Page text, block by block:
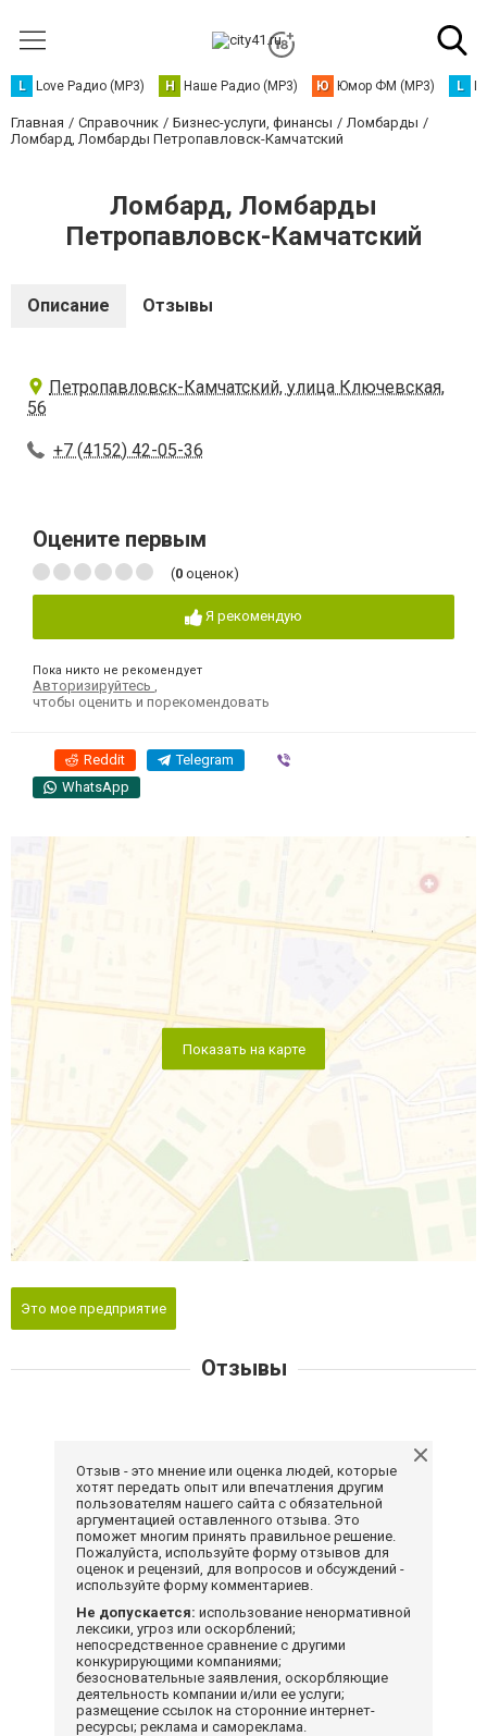
L Love Радио (MP3) Н Наше Радио (MP3) Ю Юмор ФМ (MP3) L
Главная Справочник Бизнес-услуги, финансы
Ломбарды
Ломбард, Ломбарды Петропавловск-Камчатский
Ломбард, Ломбарды
Петропавловск-Камчатский
Описание Отзывы
Петропавловск-Камчатский, улица Ключевская,
56
+7 (4152) 42-05-36
Оцените первым
(0 оценок)
Я рекомендую
Пока никто не рекомендует
Авторизируйтесь
чтобы оценить и порекомендовать
Reddit Telegram
WhatsApp
Показать на карте
Это мое предприятие
Отзывы
Отзыв - это мнение или оценка людей, которые
хотят передать опыт или впечатления другим
пользователям нашего сайта с обязательной
аргументацией оставленного отзыва. Это
поможет многим принять правильное решение.
Пожалуйста, используйте форму отзывов для
оценок и рецензий, для вопросов и обсуждений -
используйте форму комментариев.
Не допускается: использование ненормативной
лексики, угроз или оскорблений;
непосредственное сравнение с другими
конкурирующими компаниями;
безосновательные заявления, оскорбляющие
деятельность компании и/или ее услуги;
размещение ссылок на сторонние интернет-
ресурсы; реклама и самореклама.